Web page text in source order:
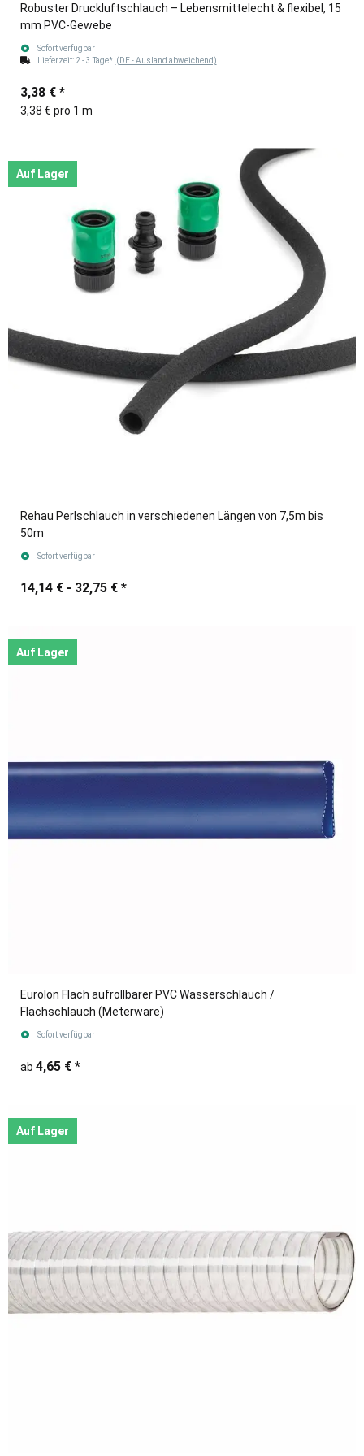
Robuster Druckluftschlauch – Lebensmittelecht & flexibel, 15
mm PVC-Gewebe
Sofort verfügbar
Lieferzeit: 2 - 3 Tage* (DE - Ausland abweichend)
3,38 € *
3,38 € pro 1 m
Auf Lager
Rehau Perlschlauch in verschiedenen Längen von 7,5m bis
50m
Sofort verfügbar
14,14 € - 32,75 € *
Auf Lager
Eurolon Flach aufrollbarer PVC Wasserschlauch /
Flachschlauch (Meterware)
Sofort verfügbar
ab 4,65 € *
Auf Lager